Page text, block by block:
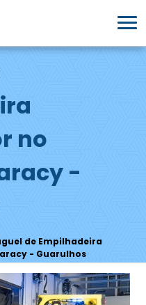
no
-
de Empilhadeira
- Guarulhos